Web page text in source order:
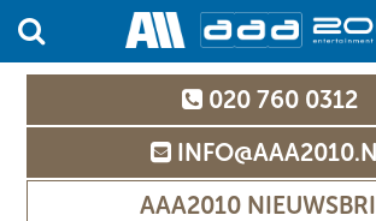
020 760 0312
AAA2010